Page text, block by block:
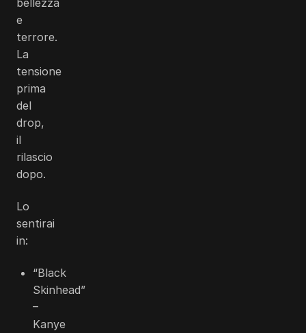
e
terrore.
La
tensione
prima
del
drop,
il
rilascio
dopo.
Lo
sentirai
in:
“Black
Skinhead”
–
Kanye